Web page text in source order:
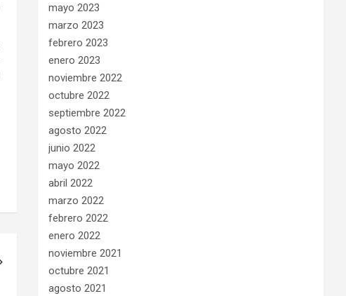
mayo 2023
marzo 2023
febrero 2023
enero 2023
noviembre 2022
octubre 2022
septiembre 2022
agosto 2022
junio 2022
mayo 2022
abril 2022
marzo 2022
febrero 2022
enero 2022
noviembre 2021
octubre 2021
agosto 2021